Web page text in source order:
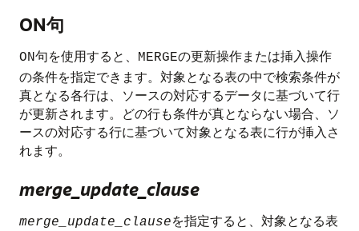
ON句
ON句を使用すると、 MERGEの更新操作または挿入操作
の条件を指定できます。対象となる表の中で検索条件が
真となる各行は、ソースの対応するデータに基づいて行
が更新されます。どの行も条件が真とならない場合、ソ
ースの対応する行に基づいて対象となる表に行が挿入さ
れます。
merge_update_clause
merge_update_clauseを指定すると、対象となる表